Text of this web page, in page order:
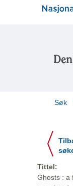
Søk
Tittel:
Ghosts : a